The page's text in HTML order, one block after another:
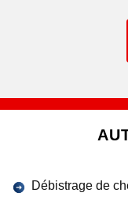
Débistrage de